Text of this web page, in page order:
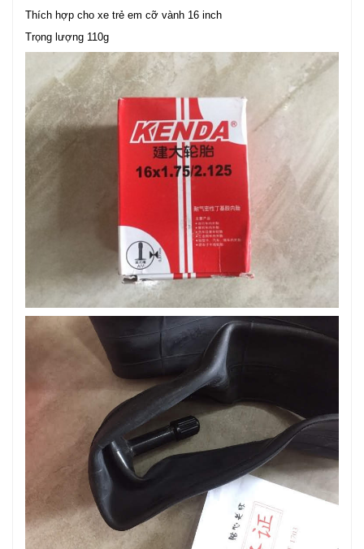
Thích hợp cho xe trẻ em cỡ vành 16 inch
Trọng lượng 110g